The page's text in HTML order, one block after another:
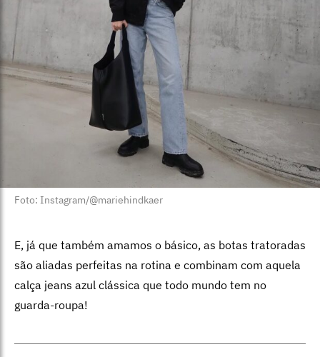
Foto: Instagram/@mariehindkaer
E, já que também amamos o básico, as botas tratoradas
são aliadas perfeitas na rotina e combinam com aquela
calça jeans azul clássica que todo mundo tem no
guarda-roupa!